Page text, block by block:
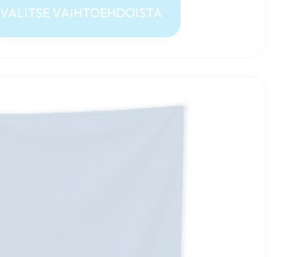
VALITSE VAIHTOEHDOISTA
tuotteella